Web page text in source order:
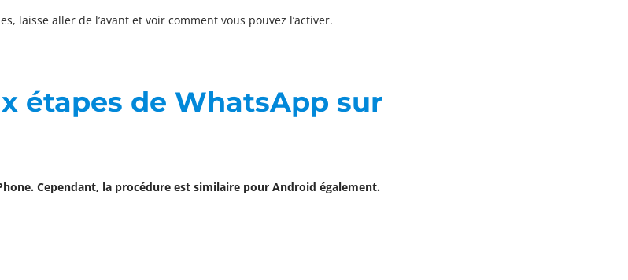
laisse aller de l’avant et voir comment vous pouvez l’activer.
étapes de WhatsApp sur
Cependant, la procédure est similaire pour Android également.